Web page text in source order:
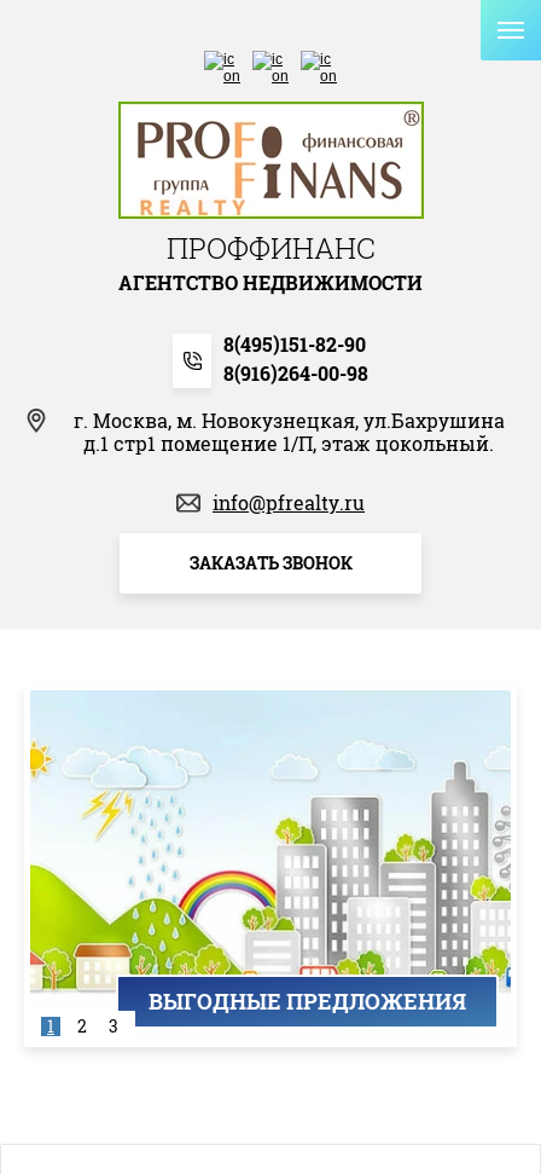
ПРОФФИНАНС
АГЕНТСТВО НЕДВИЖИМОСТИ
8(495)151-82-90
8(916)264-00-98
г. Москва, м. Новокузнецкая, ул.Бахрушина
д.1 стр1 помещение 1/П, этаж цокольный.
info@pfrealty.ru
ЗАКАЗАТЬ ЗВОНОК
ВЫГОДНЫЕ ПРЕДЛОЖЕНИЯ
1 2 3